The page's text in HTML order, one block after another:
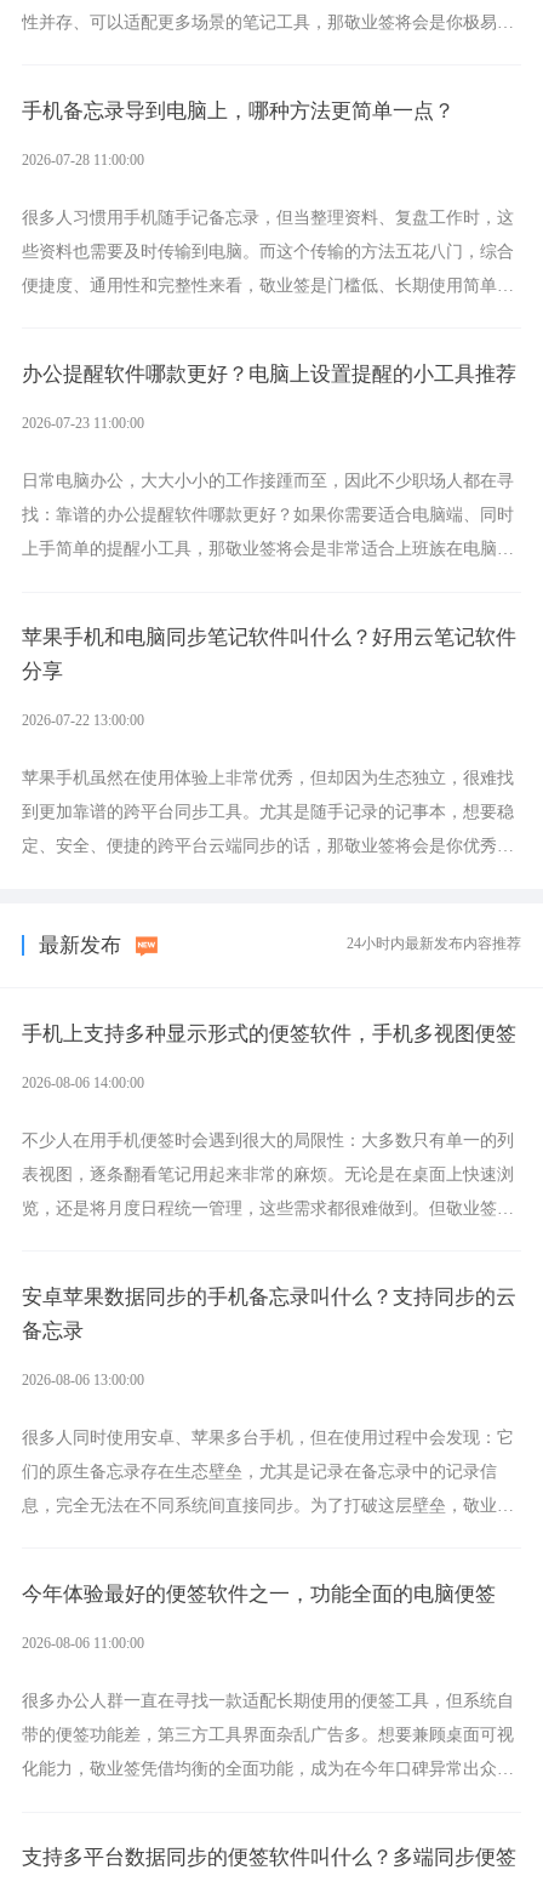
性并存、可以适配更多场景的笔记工具，那敬业签将会是你极易上
手机备忘录导到电脑上，哪种方法更简单一点？
2026-07-28 11:00:00
很多人习惯用手机随手记备忘录，但当整理资料、复盘工作时，这
些资料也需要及时传输到电脑。而这个传输的方法五花八门，综合
便捷度、通用性和完整性来看，敬业签是门槛低、长期使用简单的
办公提醒软件哪款更好？电脑上设置提醒的小工具推荐
2026-07-23 11:00:00
日常电脑办公，大大小小的工作接踵而至，因此不少职场人都在寻
找：靠谱的办公提醒软件哪款更好？如果你需要适合电脑端、同时
上手简单的提醒小工具，那敬业签将会是非常适合上班族在电脑上
苹果手机和电脑同步笔记软件叫什么？好用云笔记软件
分享
2026-07-22 13:00:00
苹果手机虽然在使用体验上非常优秀，但却因为生态独立，很难找
到更加靠谱的跨平台同步工具。尤其是随手记录的记事本，想要稳
定、安全、便捷的跨平台云端同步的话，那敬业签将会是你优秀的
最新发布 24小时内最新发布内容推荐
手机上支持多种显示形式的便签软件，手机多视图便签
2026-08-06 14:00:00
不少人在用手机便签时会遇到很大的局限性：大多数只有单一的列
表视图，逐条翻看笔记用起来非常的麻烦。无论是在桌面上快速浏
览，还是将月度日程统一管理，这些需求都很难做到。但敬业签作
安卓苹果数据同步的手机备忘录叫什么？支持同步的云
备忘录
2026-08-06 13:00:00
很多人同时使用安卓、苹果多台手机，但在使用过程中会发现：它
们的原生备忘录存在生态壁垒，尤其是记录在备忘录中的记录信
息，完全无法在不同系统间直接同步。为了打破这层壁垒，敬业签
今年体验最好的便签软件之一，功能全面的电脑便签
2026-08-06 11:00:00
很多办公人群一直在寻找一款适配长期使用的便签工具，但系统自
带的便签功能差，第三方工具界面杂乱广告多。想要兼顾桌面可视
化能力，敬业签凭借均衡的全面功能，成为在今年口碑异常出众的
支持多平台数据同步的便签软件叫什么？多端同步便签